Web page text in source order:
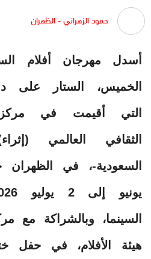
حمود الزهراني - الظهران
أسدل مهرجان أفلام
الخميس، الستار على
التي أقيمت في مركز
الثقافي العالمي
السينما، وبالشراكة مع
هيئة الأفلام، في حفل